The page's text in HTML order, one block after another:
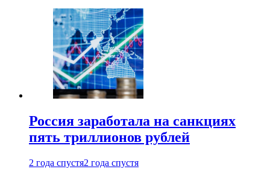
Россия заработала на санкциях
пять триллионов рублей
2 года спустя2 года спустя